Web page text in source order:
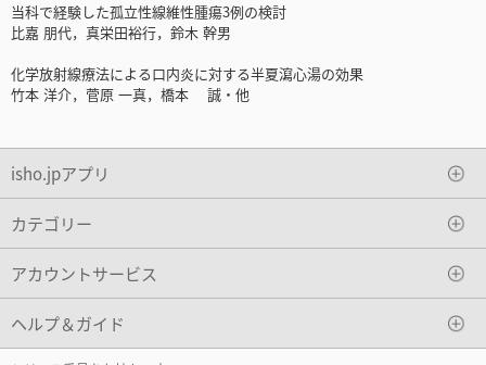
当科で経験した孤立性線維性腫瘍3例の検討
比嘉 朋代，真栄田裕行，鈴木 幹男
化学放射線療法による口内炎に対する半夏瀉心湯の効果
竹本 洋介，菅原 一真，橋本 誠・他
isho.jpアプリ
カテゴリー
アカウントサービス
ヘルプ＆ガイド